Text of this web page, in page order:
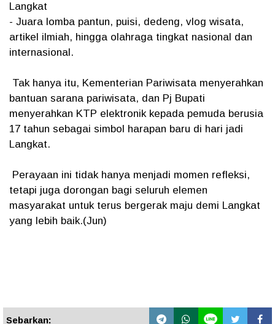
Langkat
- Juara lomba pantun, puisi, dedeng, vlog wisata,
artikel ilmiah, hingga olahraga tingkat nasional dan
internasional.
Tak hanya itu, Kementerian Pariwisata menyerahkan
bantuan sarana pariwisata, dan Pj Bupati
menyerahkan KTP elektronik kepada pemuda berusia
17 tahun sebagai simbol harapan baru di hari jadi
Langkat.
Perayaan ini tidak hanya menjadi momen refleksi,
tetapi juga dorongan bagi seluruh elemen
masyarakat untuk terus bergerak maju demi Langkat
yang lebih baik.(Jun)
Sebarkan: